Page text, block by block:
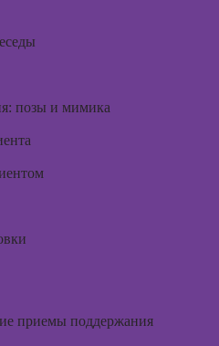
позы и мимика
приемы поддержания